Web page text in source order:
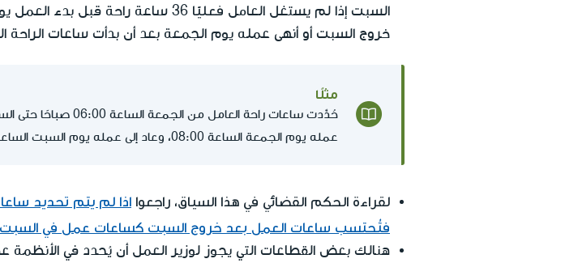
السبت إذا لم يستغل العامل فعليًا
36 ساعة راحة قبل بدء
خروج السبت أو أنهى عمله يوم الجمعة بعد أن بدأت ساعات الراحة
مثلًا
عمله يوم الجمعة الساعة 08:00، وعاد إلى عمله يوم السبت الساعة 18:00 (أي بعد 34 ساعة من الراحة الفعلية فقط).
لقراءة الحكم القضائي في هذا السياق، راجعوا اذا لم يتم تحديد
فتُحتسب ساعات العمل بعد خروج السبت كساعات عمل في السبت